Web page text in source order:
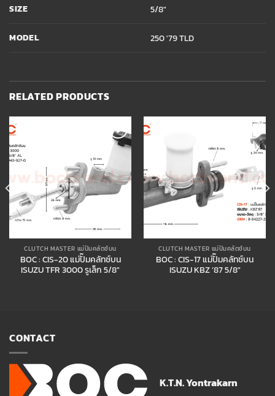
SIZE 5/8"
MODEL 250 '79 TLD
RELATED PRODUCTS
Add to
wishlist
CLUTCH MASTER แม่ปั๊มคลัตช์บน
BOC : CIS-20 แม่ปั๊มคลัทช์บน
ISUZU TFR 3000 รูเล็ก 5/8″
Add to
wishlist
CLUTCH MASTER แม่ปั๊มคลัตช์บน
BOC : CIS-17 แม่ปั๊มคลัทช์บน
ISUZU KBZ ’87 5/8″
CONTACT
K.T.N. Yontrakarn